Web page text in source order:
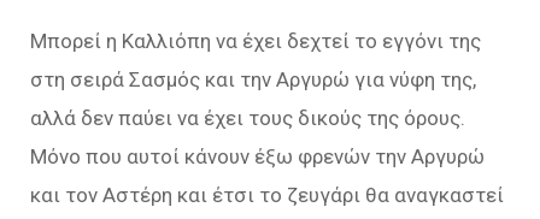
Μπορεί η Καλλιόπη να έχει δεχτεί το εγγόνι της
στη σειρά Σασμός και την Αργυρώ για νύφη της,
αλλά δεν παύει να έχει τους δικούς της όρους.
Μόνο που αυτοί κάνουν έξω φρενών την Αργυρώ
και τον Αστέρη και έτσι το ζευγάρι θα αναγκαστεί